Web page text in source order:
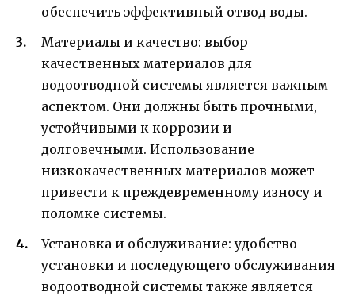
обеспечить эффективный отвод воды.
Материалы и качество: выбор
качественных материалов для
водоотводной системы является важным
аспектом. Они должны быть прочными,
устойчивыми к коррозии и
долговечными. Использование
низкокачественных материалов может
привести к преждевременному износу и
поломке системы.
Установка и обслуживание: удобство
установки и последующего обслуживания
водоотводной системы также является